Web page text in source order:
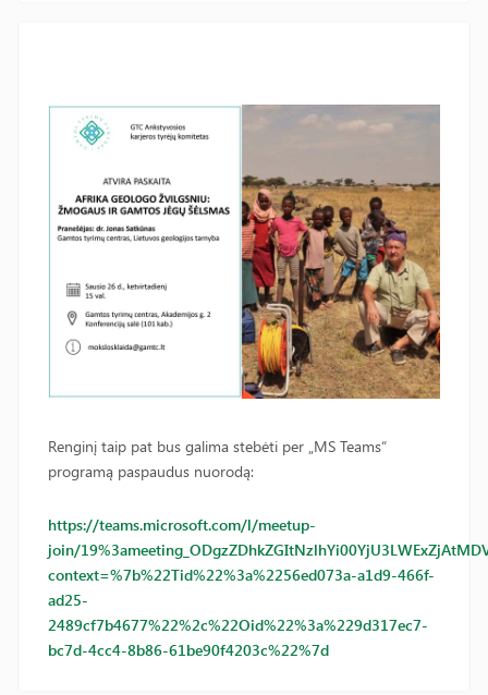
Renginį taip pat bus galima stebėti per „MS Teams“
programą paspaudus nuorodą:
https://teams.microsoft.com/l/meetup-
join/
context=%7b%22Tid%22%3a%2256ed073a-a1d9-466f-
ad25-
2489cf7b4677%22%2c%22Oid%22%3a%229d317ec7-
bc7d-4cc4-8b86-61be90f4203c%22%7d